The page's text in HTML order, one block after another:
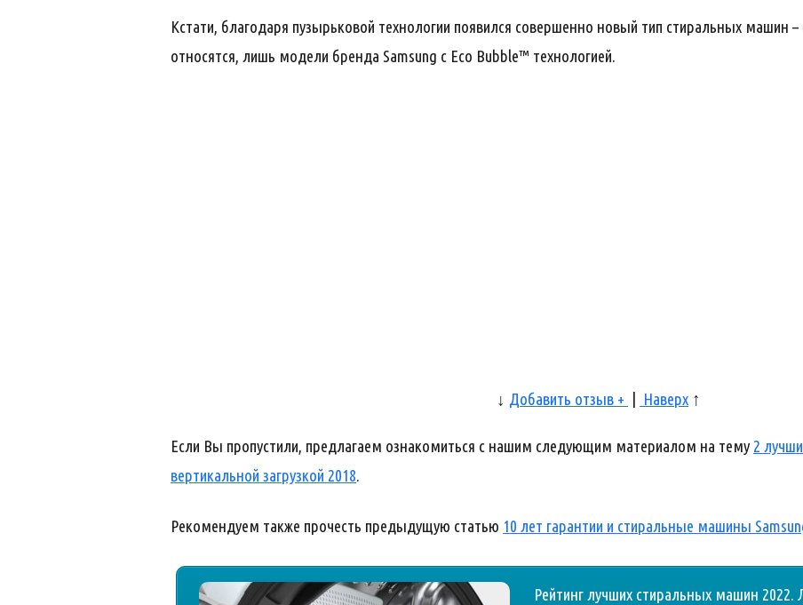
Кстати, благодаря пузырьковой технологии появился совершенно новый тип стиральных машин
относятся, лишь модели бренда Samsung с Eco Bubble™ технологией.
↓ Добавить отзыв + Наверх ↑
Если Вы пропустили, предлагаем ознакомиться с нашим следующим материалом на тему 2
вертикальной загрузкой 2018.
Рекомендуем также прочесть предыдущую статью 10 лет гарантии и стиральные машины
Рейтинг лучших стиральных машин